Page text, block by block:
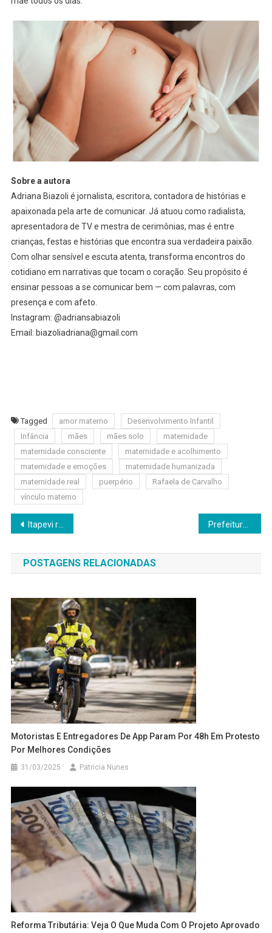
Sobre a autora
Adriana Biazoli é jornalista, escritora, contadora de histórias e
apaixonada pela arte de comunicar. Já atuou como radialista,
apresentadora de TV e mestra de cerimônias, mas é entre
crianças, festas e histórias que encontra sua verdadeira paixão.
Com olhar sensível e escuta atenta, transforma encontros do
cotidiano em narrativas que tocam o coração. Seu propósito é
ensinar pessoas a se comunicar bem — com palavras, com
presença e com afeto.
Instagram: @adriansabiazoli
Email: biazoliadriana@gmail.com
Tagged amor materno
Desenvolvimento Infantil
Infância
mães mães solo
maternidade
maternidade consciente
maternidade e acolhimento
maternidade e emoções
maternidade humanizada
maternidade real
puerpério
Rafaela de Carvalho
vínculo materno
Navegação
de
Post
Itapevi realiza 11º Mutirão Todos Contra a Dengue no Jardim Briquet neste sábado (9)
POSTAGENS RELACIONADAS
Motoristas E Entregadores De App Param Por 48h Em Protesto
Por Melhores Condições
31/03/2025 Patricia Nunes
Reforma Tributária: Veja O Que Muda Com O Projeto Aprovado